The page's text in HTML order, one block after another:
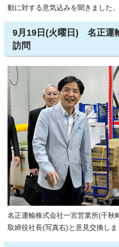
動に対する意気込みを聞きました。
9月19日(火曜日) 名正運
訪問
名正運輸株式会社一宮営業所(千秋
取締役社長(写真右)と意見交換しま